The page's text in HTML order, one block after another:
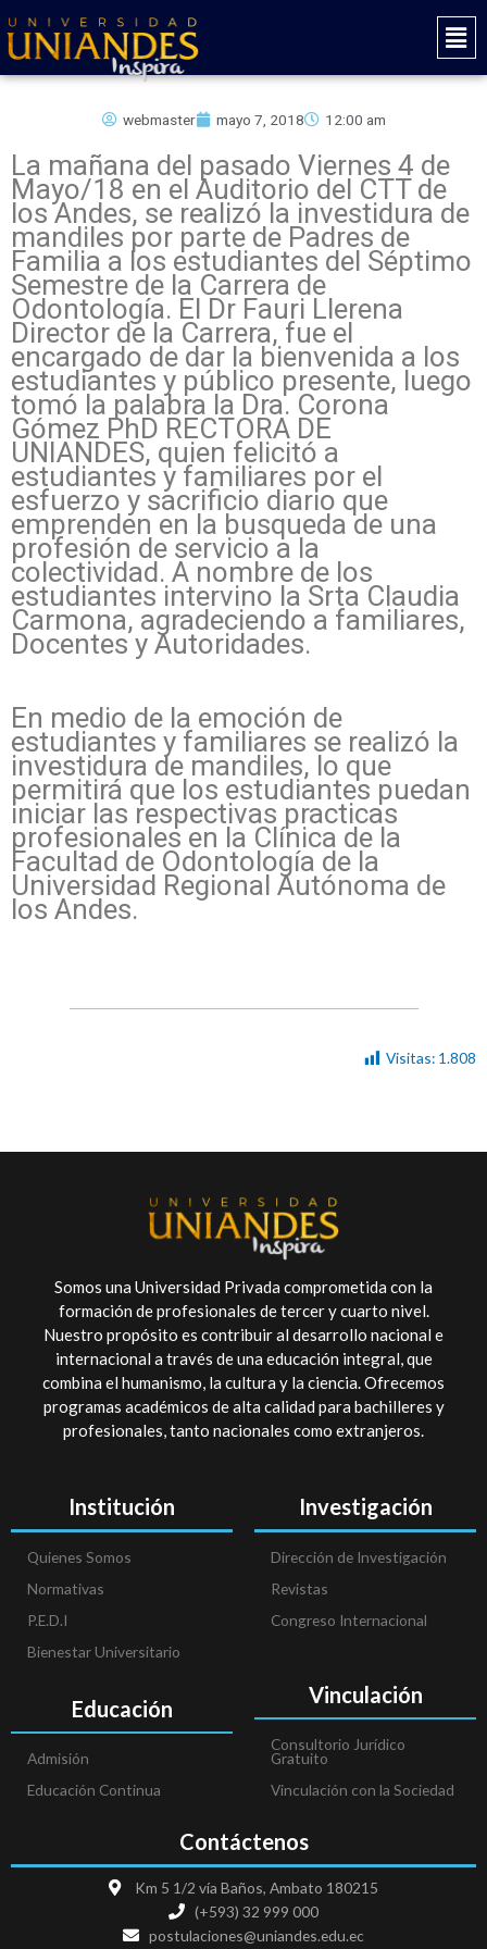
al
contenido
Main
webmaster mayo 7, 2018 12:00 am
La mañana del pasado Viernes 4 de
Mayo/18 en el Auditorio del CTT de
los Andes, se realizó la investidura de
mandiles por parte de Padres de
Familia a los estudiantes del Séptimo
Semestre de la Carrera de
Odontología. El Dr Fauri Llerena
Director de la Carrera, fue el
encargado de dar la bienvenida a los
estudiantes y público presente, luego
tomó la palabra la Dra. Corona
Gómez PhD RECTORA DE
UNIANDES, quien felicitó a
estudiantes y familiares por el
esfuerzo y sacrificio diario que
emprenden en la busqueda de una
profesión de servicio a la
colectividad. A nombre de los
estudiantes intervino la Srta Claudia
Carmona, agradeciendo a familiares,
Docentes y Autoridades.
En medio de la emoción de
estudiantes y familiares se realizó la
investidura de mandiles, lo que
permitirá que los estudiantes puedan
iniciar las respectivas practicas
profesionales en la Clínica de la
Facultad de Odontología de la
Universidad Regional Autónoma de
los Andes.
Visitas: 1.808
Somos una Universidad Privada comprometida con la
formación de profesionales de tercer y cuarto nivel.
Nuestro propósito es contribuir al desarrollo nacional e
internacional a través de una educación integral, que
combina el humanismo, la cultura y la ciencia. Ofrecemos
programas académicos de alta calidad para bachilleres y
profesionales, tanto nacionales como extranjeros.
Institución
Quienes Somos
Normativas
P.E.D.I
Bienestar Universitario
Educación
Admisión
Educación Continua
Investigación
Dirección de Investigación
Revistas
Congreso Internacional
Vinculación
Consultorio Jurídico
Gratuito
Vinculación con la Sociedad
Contáctenos
Km 5 1/2 vía Baños, Ambato 180215
(+593) 32 999 000
postulaciones@uniandes.edu.ec